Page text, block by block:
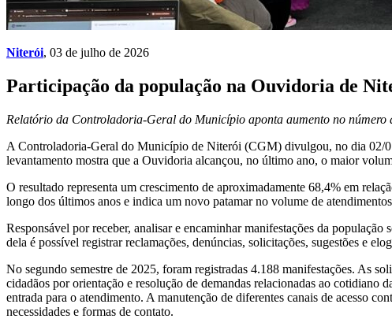
Niterói, 03 de julho de 2026
Participação da população na Ouvidoria de
Relatório da Controladoria-Geral do Município aponta aumento no número
A Controladoria-Geral do Município de Niterói (CGM) divulgou, no dia 02/
levantamento mostra que a Ouvidoria alcançou, no último ano, o maior
O resultado representa um crescimento de aproximadamente 68,4% em
longo dos últimos anos e indica um novo patamar no volume de
Responsável por receber, analisar e encaminhar manifestações da
dela é possível registrar reclamações, denúncias, solicitações, sugestões e
No segundo semestre de 2025, foram registradas 4.188 manifestações. As
cidadãos por orientação e resolução de demandas relacionadas ao
entrada para o atendimento. A manutenção de diferentes canais de acesso
necessidades e formas de contato.